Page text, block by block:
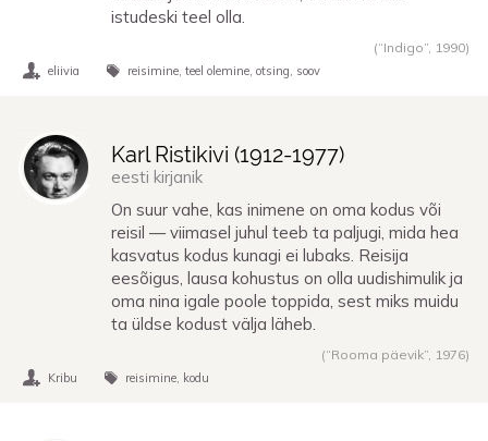
istudeski teel olla.
(“Indigo”, 1990)
eliivia reisimine teel olemine otsing soov
Karl Ristikivi (1912-1977)
eesti kirjanik
On suur vahe, kas inimene on oma kodus või
reisil — viimasel juhul teeb ta paljugi, mida hea
kasvatus kodus kunagi ei lubaks. Reisija
eesõigus, lausa kohustus on olla uudishimulik ja
oma nina igale poole toppida, sest miks muidu
ta üldse kodust välja läheb.
(“Rooma päevik”, 1976)
Kribu reisimine kodu